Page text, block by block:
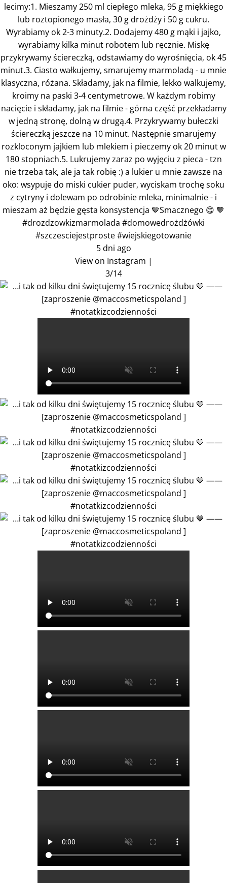
lecimy:1. Mieszamy 250 ml ciepłego mleka, 95 g miękkiego
lub roztopionego masła, 30 g drożdży i 50 g cukru.
Wyrabiamy ok 2-3 minuty.2. Dodajemy 480 g mąki i jajko,
wyrabiamy kilka minut robotem lub ręcznie. Miskę
przykrywamy ściereczką, odstawiamy do wyrośnięcia, ok 45
minut.3. Ciasto wałkujemy, smarujemy marmoladą - u mnie
klasyczna, różana. Składamy, jak na filmie, lekko walkujemy,
kroimy na paski 3-4 centymetrowe. W każdym robimy
nacięcie i składamy, jak na filmie - górna część przekładamy
w jedną stronę, dolną w drugą.4. Przykrywamy bułeczki
ściereczką jeszcze na 10 minut. Następnie smarujemy
rozkloconym jajkiem lub mlekiem i pieczemy ok 20 minut w
180 stopniach.5. Lukrujemy zaraz po wyjęciu z pieca - tzn
nie trzeba tak, ale ja tak robię :) a lukier u mnie zawsze na
oko: wsypuje do miski cukier puder, wyciskam trochę soku
z cytryny i dolewam po odrobinie mleka, minimalnie - i
mieszam aż będzie gęsta konsystencja 🤎Smacznego 😋 🤎
#drozdzowkizmarmolada #domowedrożdżówki
#szczesciejestproste #wiejskiegotowanie
5 dni ago
View on Instagram |
3/14